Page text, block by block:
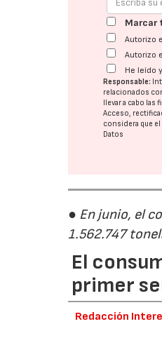
Marcar
Autorizo
Autorizo
He leído
Responsable:
relacionados
llevar a cabo
Acceso,
considera que
Datos
● En junio, el
1.562.747
El
primer
Redacción